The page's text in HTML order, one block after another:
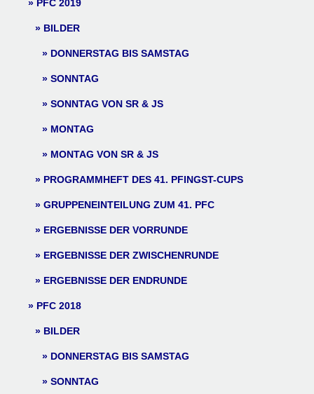
PFC 2019
BILDER
DONNERSTAG BIS SAMSTAG
SONNTAG
SONNTAG VON SR & JS
MONTAG
MONTAG VON SR & JS
PROGRAMMHEFT DES 41. PFINGST-CUPS
GRUPPENEINTEILUNG ZUM 41. PFC
ERGEBNISSE DER VORRUNDE
ERGEBNISSE DER ZWISCHENRUNDE
ERGEBNISSE DER ENDRUNDE
PFC 2018
BILDER
DONNERSTAG BIS SAMSTAG
SONNTAG